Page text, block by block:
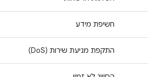
חשיפת מידע
התקפת מניעת שירות (DoS)